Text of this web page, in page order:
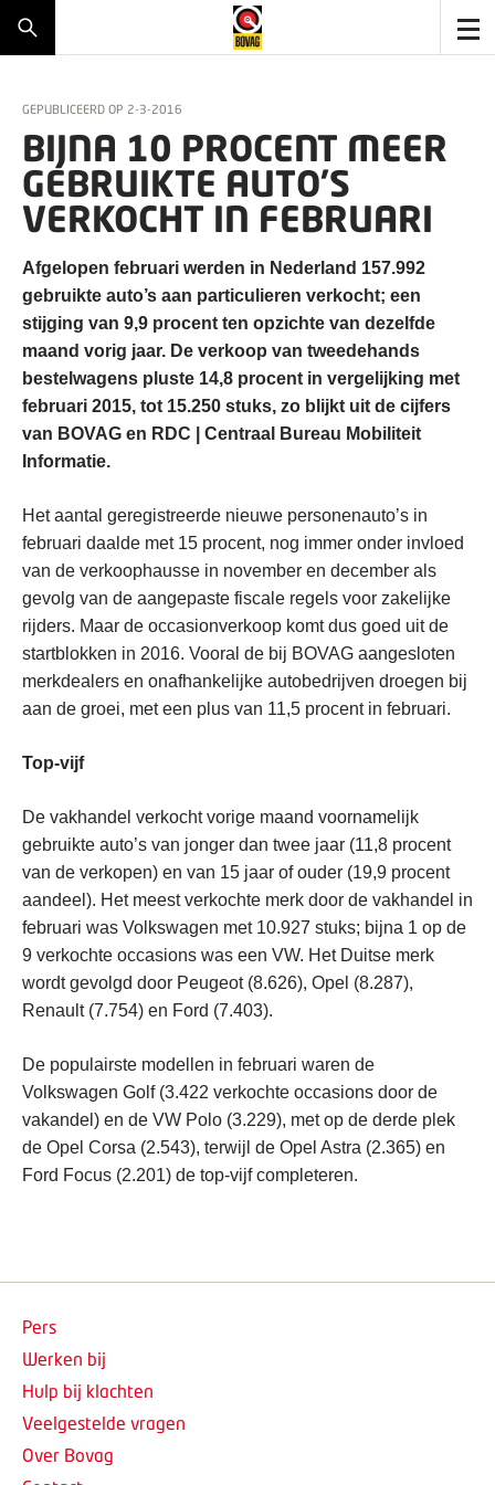
GEPUBLICEERD OP 2-3-2016
BIJNA 10 PROCENT MEER
GEBRUIKTE AUTO’S
VERKOCHT IN FEBRUARI
Afgelopen februari werden in Nederland 157.992
gebruikte auto’s aan particulieren verkocht; een
stijging van 9,9 procent ten opzichte van dezelfde
maand vorig jaar. De verkoop van tweedehands
bestelwagens pluste 14,8 procent in vergelijking met
februari 2015, tot 15.250 stuks, zo blijkt uit de cijfers
van BOVAG en RDC | Centraal Bureau Mobiliteit
Informatie.
Het aantal geregistreerde nieuwe personenauto’s in
februari daalde met 15 procent, nog immer onder invloed
van de verkoophausse in november en december als
gevolg van de aangepaste fiscale regels voor zakelijke
rijders. Maar de occasionverkoop komt dus goed uit de
startblokken in 2016. Vooral de bij BOVAG aangesloten
merkdealers en onafhankelijke autobedrijven droegen bij
aan de groei, met een plus van 11,5 procent in februari.
Top-vijf
De vakhandel verkocht vorige maand voornamelijk
gebruikte auto’s van jonger dan twee jaar (11,8 procent
van de verkopen) en van 15 jaar of ouder (19,9 procent
aandeel). Het meest verkochte merk door de vakhandel in
februari was Volkswagen met 10.927 stuks; bijna 1 op de
9 verkochte occasions was een VW. Het Duitse merk
wordt gevolgd door Peugeot (8.626), Opel (8.287),
Renault (7.754) en Ford (7.403).
De populairste modellen in februari waren de
Volkswagen Golf (3.422 verkochte occasions door de
vakandel) en de VW Polo (3.229), met op de derde plek
de Opel Corsa (2.543), terwijl de Opel Astra (2.365) en
Ford Focus (2.201) de top-vijf completeren.
Pers
Werken bij
Hulp bij klachten
Veelgestelde vragen
Over Bovag